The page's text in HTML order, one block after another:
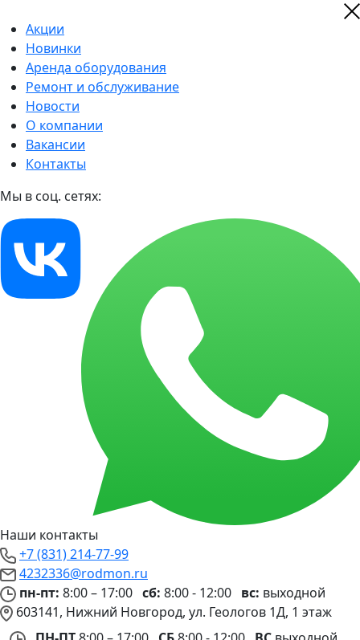
Акции
Новинки
Аренда оборудования
Ремонт и обслуживание
Новости
О компании
Вакансии
Контакты
Мы в соц. сетях:
Наши контакты
+7 (831) 214-77-99
4232336@rodmon.ru
пн-пт: 8:00 – 17:00 сб: 8:00 - 12:00 вс: выходной
603141, Нижний Новгород, ул. Геологов 1Д, 1 этаж